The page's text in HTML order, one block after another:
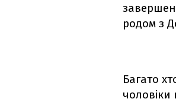
родом з
Багато